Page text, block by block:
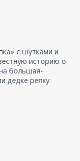
с шутками и
историю о
большая-
дедке репку